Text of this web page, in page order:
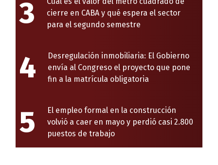
3
cierre en CABA y qué espera el sector
para el segundo semestre
4
Desregulación inmobiliaria: El Gobierno
envía al Congreso el proyecto que pone
fin a la matrícula obligatoria
5
El empleo formal en la construcción
volvió a caer en mayo y perdió casi 2.800
puestos de trabajo